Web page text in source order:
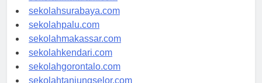
sekolahmataram.com
sekolahsurabaya.com
sekolahpalu.com
sekolahmakassar.com
sekolahkendari.com
sekolahgorontalo.com